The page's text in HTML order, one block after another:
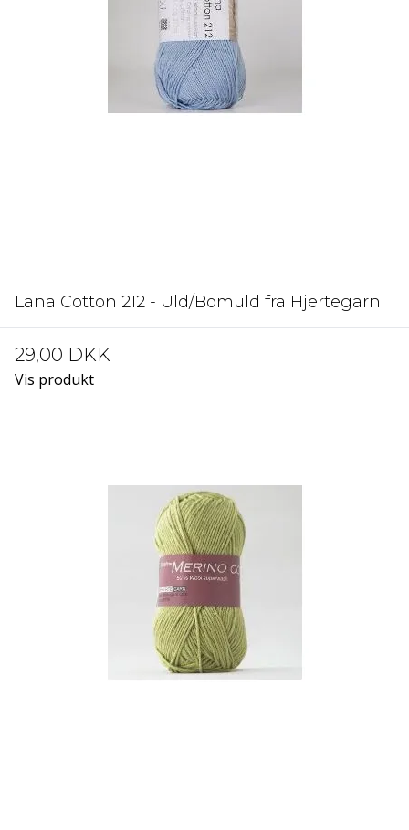
Lana Cotton 212 - Uld/Bomuld fra Hjertegarn
29,00 DKK
Vis produkt